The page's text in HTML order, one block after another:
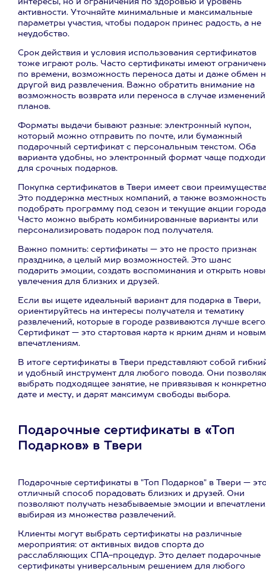
интересы, но и ограничения по здоровью и уровень
активности. Уточняйте минимальные и максимальные
параметры участия, чтобы подарок принес радость, а не
неудобство.
Срок действия и условия использования сертификатов
тоже играют роль. Часто сертификаты имеют
по времени, возможность переноса даты и даже обмен
другой вид развлечения. Важно обратить внимание на
возможность возврата или переноса в случае изменений
планов.
Форматы выдачи бывают разные: электронный купон,
который можно отправить по почте, или бумажный
подарочный сертификат с персональным текстом. Оба
варианта удобны, но электронный формат чаще
для срочных подарков.
Покупка сертификатов в Твери имеет свои
Это поддержка местных компаний, а также возможность
подобрать программу под сезон и текущие акции
Часто можно выбрать комбинированные варианты или
персонализировать подарок под получателя.
Важно помнить: сертификаты — это не просто признак
праздника, а целый мир возможностей. Это шанс
подарить эмоции, создать воспоминания и открыть
увлечения для близких и друзей.
Если вы ищете идеальный вариант для подарка в Твери,
ориентируйтесь на интересы получателя и тематику
развлечений, которые в городе развиваются лучше
Сертификат — это стартовая карта к ярким дням и новым
впечатлениям.
В итоге сертификаты в Твери представляют собой
и удобный инструмент для любого повода. Они
выбрать подходящее занятие, не привязывая к
дате и месту, и дарят максимум свободы выбора.
Подарочные сертификаты в «Топ
Подарков» в Твери
Подарочные сертификаты в "Топ Подарков" в Твери —
отличный способ порадовать близких и друзей. Они
позволяют получать незабываемые эмоции и
выбирая из множества развлечений.
Клиенты могут выбрать сертификаты на различные
мероприятия: от активных видов спорта до
расслабляющих СПА-процедур. Это делает подарочные
сертификаты универсальным решением для любого